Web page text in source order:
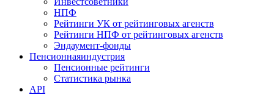
НПФ
Рейтинги УК от рейтинговых агенств
Рейтинги НПФ от рейтинговых агенств
Эндаумент-фонды
Пенсионнаяиндустрия
Пенсионные рейтинги
Статистика рынка
API